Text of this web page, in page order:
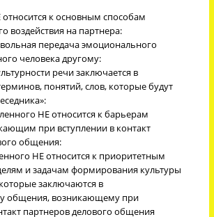
относится к основным способам
воздействия на партнера:
передача эмоционального
человека другому:
речи заключается в
понятий, слов, которые будут
НЕ относится к барьерам
при вступлении в контакт
общения:
НЕ относится к приоритетным
и задачам формирования культуры
заключаются в
общения, возникающему при
партнеров делового общения